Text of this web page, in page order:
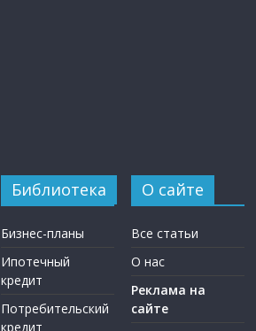
Библиотека
Бизнес-планы
Ипотечный
кредит
Потребительский
кредит
О сайте
Все статьи
О нас
Реклама на
сайте